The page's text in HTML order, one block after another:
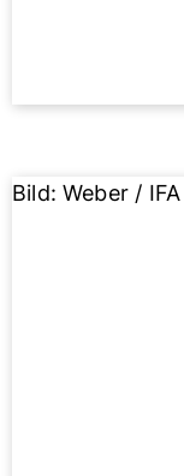
Bild: Weber / IFA